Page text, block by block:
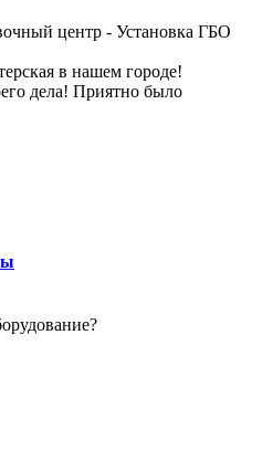
центр - Установка ГБО
в нашем городе!
дела! Приятно было